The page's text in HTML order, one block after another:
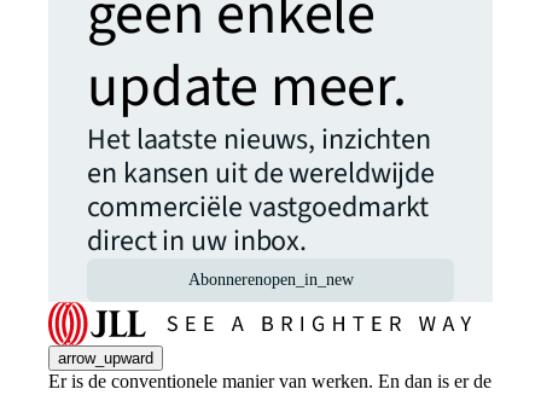
update meer.
Het laatste nieuws, inzichten
en kansen uit de wereldwijde
commerciële vastgoedmarkt
direct in uw inbox.
Abonnerenopen_in_new
arrow_upward
Er is de conventionele manier van werken. En dan is er de